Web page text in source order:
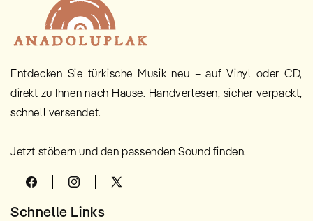
Entdecken Sie türkische Musik neu – auf Vinyl oder CD,
direkt zu Ihnen nach Hause. Handverlesen, sicher verpackt,
schnell versendet.
Jetzt stöbern und den passenden Sound finden.
Facebook Instagram
X
Schnelle Links